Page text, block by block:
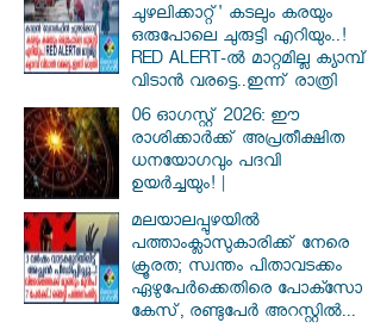
ചുഴലിക്കാറ്റ്' കടലും കരയും
ഒരുപോലെ ചുരുട്ടി എറിയും..!
RED ALERT-ൽ മാറ്റമില്ല ക്യാമ്പ്
വിടാൻ വരട്ടെ..ഇന്ന് രാത്രി
06 ഓഗസ്റ്റ് 2026: ഈ
രാശിക്കാർക്ക് അപ്രതീക്ഷിത
ധനയോഗവും പദവി
ഉയർച്ചയും! |
മലയാലപ്പുഴയിൽ
പത്താംക്ലാസുകാരിക്ക് നേരെ
ക്രൂരത; സ്വന്തം പിതാവടക്കം
ഏഴുപേർക്കെതിരെ പോക്സോ
കേസ്, രണ്ടുപേർ അറസ്റ്റിൽ...